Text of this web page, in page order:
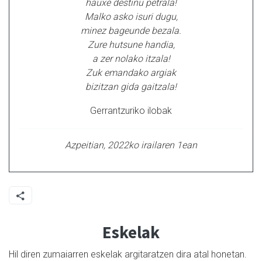
hauxe destinu petrala!
Malko asko isuri dugu,
minez bageunde bezala.
Zure hutsune handia,
a zer nolako itzala!
Zuk emandako argiak
bizitzan gida gaitzala!
Gerrantzuriko ilobak
Azpeitian, 2022ko irailaren 1ean
Eskelak
Hil diren zumaiarren eskelak argitaratzen dira atal honetan.